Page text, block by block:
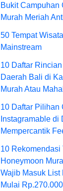
Bukit Campuhan
Murah Meriah
50 Tempat
Mainstream
10 Daftar
Daerah Bali di
Murah Atau
10 Daftar Pilihan
Instagramable
Mempercantik
10 Rekomendasi
Honeymoon
Wajib Masuk List
Mulai Rp.270.000